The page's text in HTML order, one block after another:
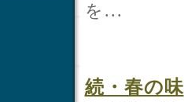
を...
続・春の味